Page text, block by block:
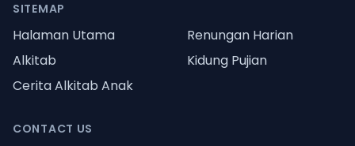
SITEMAP
Halaman Utama
Renungan Harian
Alkitab
Kidung Pujian
Cerita Alkitab Anak
CONTACT US